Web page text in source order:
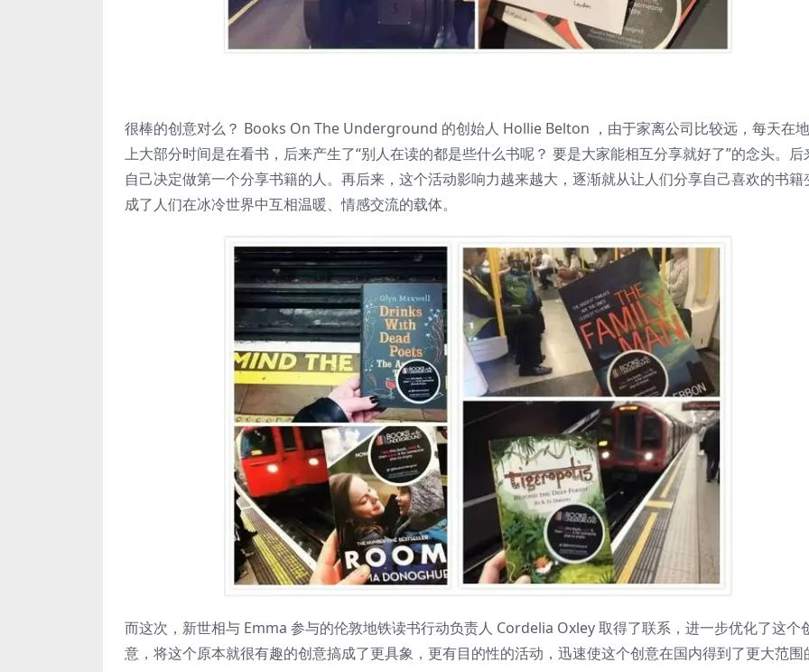
很棒的创意对么？ Books On The Underground 的创始人 Hollie Belton ，由于家离公司比较远，每天在
上大部分时间是在看书，后来产生了“别人在读的都是些什么书呢？ 要是大家能相互分享就好了”的念头。后
自己决定做第一个分享书籍的人。再后来，这个活动影响力越来越大，逐渐就从让人们分享自己喜欢的书籍
成了人们在冰冷世界中互相温暖、情感交流的载体。
而这次，新世相与 Emma 参与的伦敦地铁读书行动负责人 Cordelia Oxley 取得了联系，进一步优化了这个
意，将这个原本就很有趣的创意搞成了更具象，更有目的性的活动，迅速使这个创意在国内得到了更大范围